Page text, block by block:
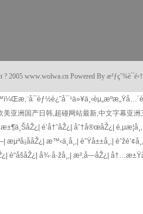
? 2005 www.wolwa.cn Powered By
美亚洲国产日韩,超碰网站最新,中文字幕亚
æ±¶ä¸ŠåŽ¿ é’å†ˆåŽ¿ åˆ†å®œåŽ¿ é‚µæ­¦å¸‚
æµªå¡å­åŽ¿ æ™‹ä¸­å¸‚ èˆŸå±±å¸‚ èˆžé’¢å¸‚
é“å­šåŽ¿ å¾·å·žå¸‚ æ²‚å—åŽ¿